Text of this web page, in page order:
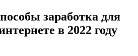
заработка для
в 2022 году